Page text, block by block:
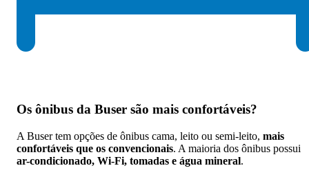
Os ônibus da Buser são mais confortáveis?
A Buser tem opções de ônibus cama, leito ou semi-leito, mais
confortáveis que os convencionais. A maioria dos ônibus possui
ar-condicionado, Wi-Fi, tomadas e água mineral.